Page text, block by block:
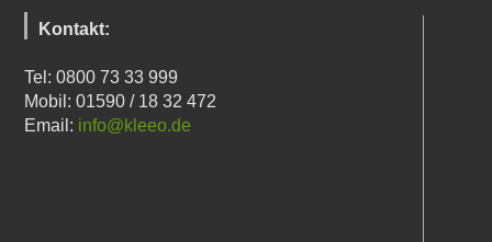
Kontakt:
Tel: 0800 73 33 999
Mobil: 01590 / 18 32 472
Email: info@kleeo.de